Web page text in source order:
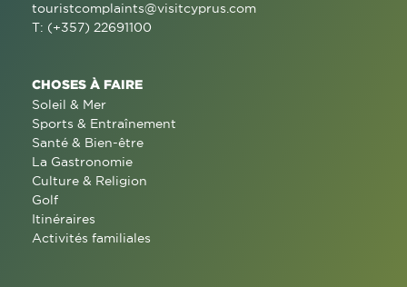
touristcomplaints@visitcyprus.com
T: (+357) 22691100
CHOSES À FAIRE
Soleil & Mer
Sports & Entraînement
Santé & Bien-être
La Gastronomie
Culture & Religion
Golf
Itinéraires
Activités familiales